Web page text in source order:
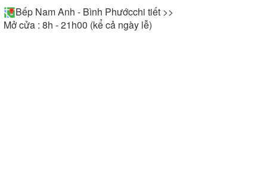
Bếp Nam Anh - Bình Phướcchi tiết >>
Mở cửa : 8h - 21h00 (kể cả ngày lễ)